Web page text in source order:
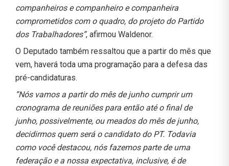
companheiros e companheiro e companheira
comprometidos com o quadro, do projeto do Partido
dos Trabalhadores”, afirmou Waldenor.
O Deputado também ressaltou que a partir do mês que
vem, haverá toda uma programação para a defesa das
pré-candidaturas.
“Nós vamos a partir do mês de junho cumprir um
cronograma de reuniões para então até o final de
junho, possivelmente, ou meados do mês de junho,
decidirmos quem será o candidato do PT. Todavia
como você destacou, nós fazemos parte de uma
federação e a nossa expectativa, inclusive, é de